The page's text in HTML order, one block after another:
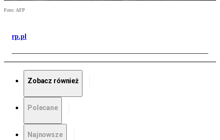
Foto: AFP
rp.pl
Zobacz również
Polecane
Najnowsze